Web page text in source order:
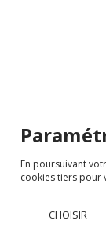
En poursuivant
cookies tiers pour
CHOISIR